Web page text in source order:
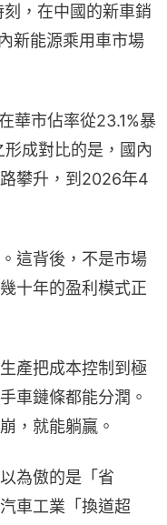
，在中國的新車銷
新能源乘用車市場
華市佔率從23.1%暴
成對比的是，國內
攀升，到2026年4
這背後，不是市場
十年的盈利模式正
產把成本控制到極
車鏈條都能分潤。
，就能躺贏。
為傲的是「省
車工業「換道超